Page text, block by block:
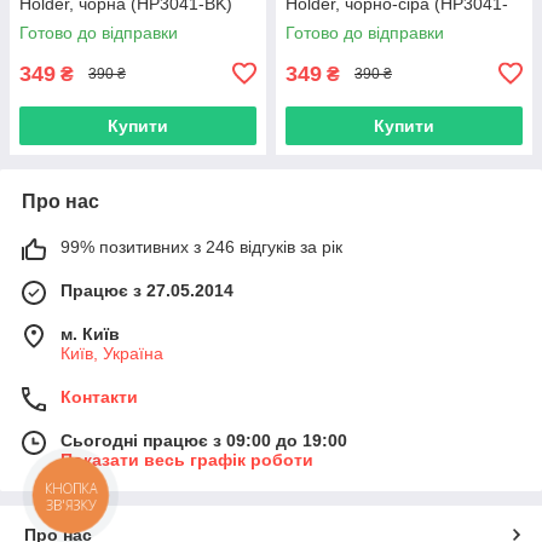
Готово до відправки
349 ₴ 390 ₴
Купити
BGR)
Готово до відправки
349 ₴ 390 ₴
Купити
Про нас
99% позитивних з 246 відгуків за рік
Працює з 27.05.2014
м. Київ
Київ, Україна
Контакти
Сьогодні працює з 09:00 до 19:00
Показати весь графік роботи
Про нас
КНОПКА
ЗВ'ЯЗКУ